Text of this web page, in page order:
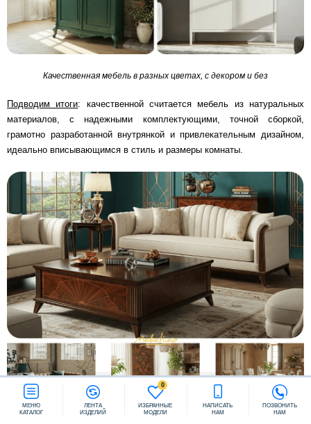
Заказать звонок
Качественная мебель в разных цветах, с декором и без
Подводим итоги: качественной считается мебель из натуральных
материалов, с надежными комплектующими, точной сборкой,
грамотно разработанной внутрянкой и привлекательным дизайном,
идеально вписывающимся в стиль и размеры комнаты.
МЕНЮ
КАТАЛОГ
ЛЕНТА
ИЗДЕЛИЙ
0
ИЗБРАННЫЕ
МОДЕЛИ
НАПИСАТЬ
НАМ
ПОЗВОНИТЬ
НАМ